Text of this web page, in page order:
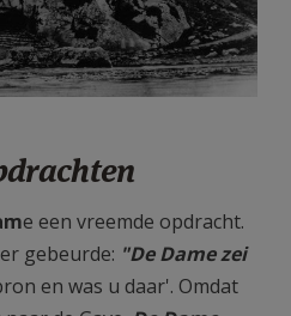
e een vreemde opdracht.
gebeurde: "De Dame zei
en was u daar'. Omdat